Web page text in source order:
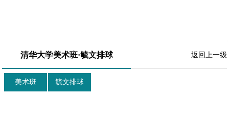
清华大学美术班·毓文排球 返回上一级
美术班 毓文排球